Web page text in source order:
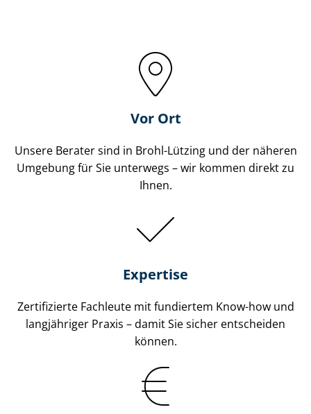
Vor Ort
Unsere Berater sind in Brohl-Lützing und der näheren
Umgebung für Sie unterwegs – wir kommen direkt zu
Ihnen.
Expertise
Zertifizierte Fachleute mit fundiertem Know-how und
langjähriger Praxis – damit Sie sicher entscheiden
können.